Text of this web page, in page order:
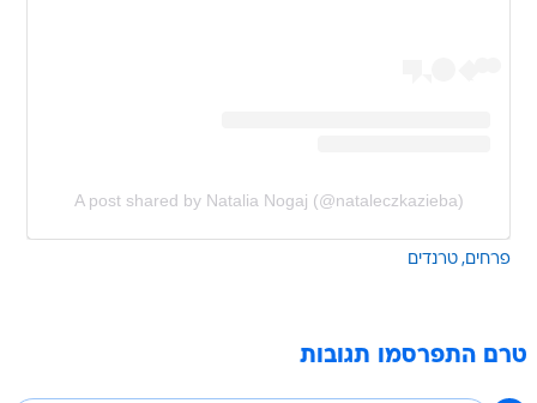
A post shared by Natalia Nogaj (@nataleczkazieba)
פרחים טרנדים
טרם התפרסמו תגובות